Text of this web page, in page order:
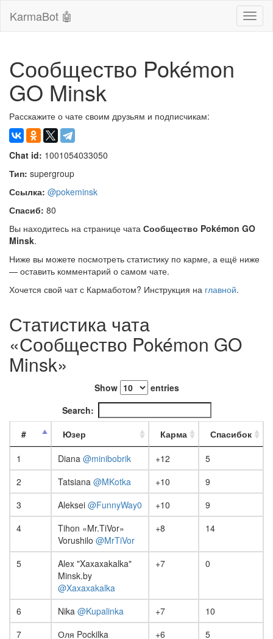
KarmaBot 🤖
Сообщество Pokémon
GO Minsk
Расскажите о чате своим друзьям и подписчикам:
Chat id: 1001054033050
Тип: supergroup
Ссылка: @pokeminsk
Спасиб: 80
Вы находитесь на странице чата Сообщество Pokémon GO
Minsk.
Ниже вы можете посмотреть статистику по карме, а ещё ниже
— оставить комментарий о самом чате.
Хочется свой чат с Кармаботом? Инструкция на главной.
Статистика чата
«Сообщество Pokémon GO
Minsk»
Show
entries
Search:
#
Юзер Карма
Спасибок
1
Diana @minibobrik +12
5
2
Tatsiana @MKotka +10
9
3
Aleksei @FunnyWay0 +10
9
4
Tihon «Mr.TiVor»
Vorushilo @MrTiVor
+8 14
5
Alex "Xaxaxakalka"
Minsk.by
@Xaxaxakalka
+7 0
6 Nika @Kupalinka +7
10
7
Оля Pockilka
+6 5